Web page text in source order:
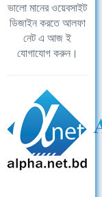
ভালো মানের ওয়েবসাইট
ডিজাইন করতে আলফা
নেট এ আজ ই
যোগাযোগ করুন।